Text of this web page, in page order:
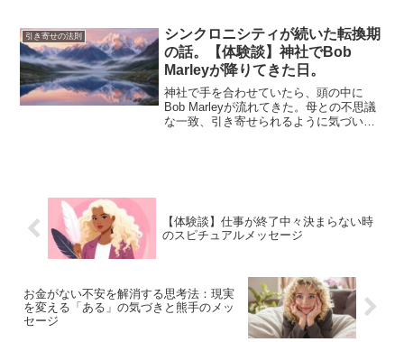
いかない理由をここではあ...
引き寄せの法則
シンクロニシティが続いた転換期
の話。【体験談】神社でBob
Marleyが降りてきた日。
神社で手を合わせていたら、頭の中に
Bob Marleyが流れてきた。母との不思議
な一致、引き寄せられるように気づいた
【体験談】仕事が終了中々決まらない時
のスピチュアルメッセージ
お金がない不安を解消する思考法：現実
を変える「ある」の気づきと熊手のメッ
セージ